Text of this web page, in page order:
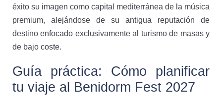
éxito su imagen como capital mediterránea de la música
premium, alejándose de su antigua reputación de
destino enfocado exclusivamente al turismo de masas y
de bajo coste.
Guía práctica: Cómo planificar
tu viaje al Benidorm Fest 2027